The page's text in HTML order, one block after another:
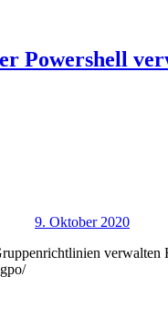
Powershell
9. Oktober 2020